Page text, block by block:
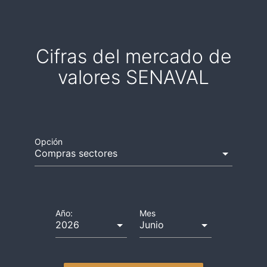
Cifras del mercado de
valores SENAVAL
Opción
Año: Mes